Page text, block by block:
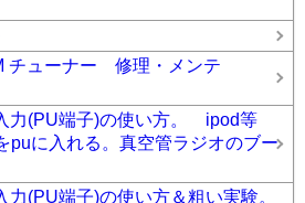
チューナー 修理・メンテ
力(PU端子)の使い方。 ipod等
puに入れる。真空管ラジオのブー
(PU端子)の使い方＆粗い実験。